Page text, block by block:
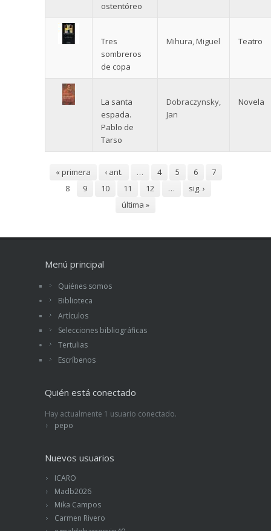
ostentóreo
Tres
sombreros
de copa
Mihura, Miguel Teatro
La santa
espada.
Pablo de
Tarso
Dobraczynsky,
Jan
Novela
Páginas
« primera ‹ ant. … 4 5 6
7
8
9 10 11 12 …
sig. ›
última »
Menú principal
Quiénes somos
Biblioteca
Artículos
Selecciones bibliográficas
Tertulias
Escríbenos
Quién está conectado
Hay actualmente 1 usuario conectado.
pepo
Nuevos usuarios
ICARO
Madb2026
Mika Campos
Carmen Rivero